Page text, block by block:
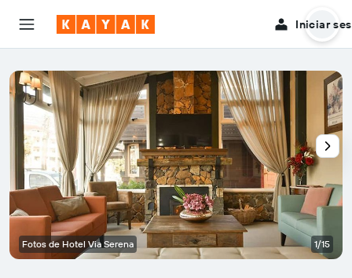
Iniciar
Fotos de Hotel Via Serena 1/15